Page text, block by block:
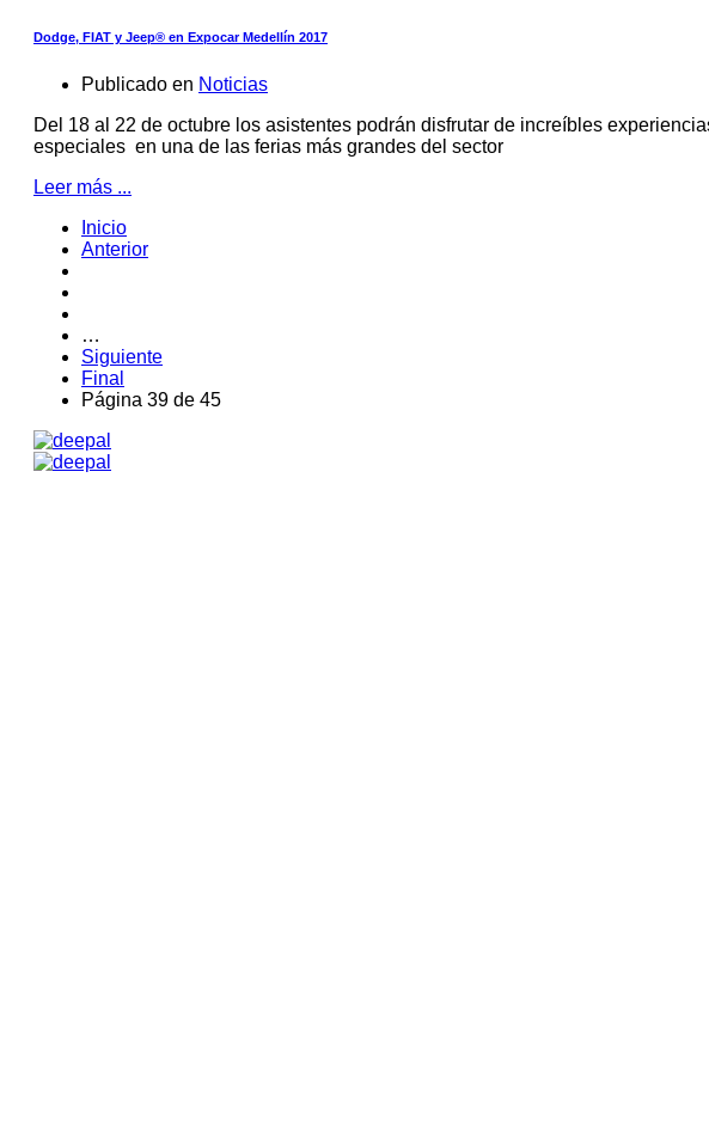
Dodge, FIAT y Jeep® en Expocar Medellín 2017
Publicado en Noticias
Del 18 al 22 de octubre los asistentes podrán disfrutar de increíbles
especiales en una de las ferias más grandes del sector
Leer más ...
Inicio
Anterior
…
Siguiente
Final
Página 39 de 45